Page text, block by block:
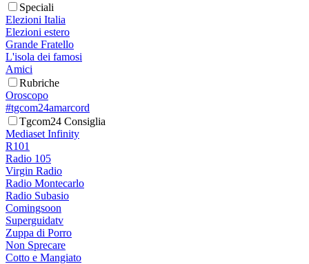
Speciali
Elezioni Italia
Elezioni estero
Grande Fratello
L'isola dei famosi
Amici
Rubriche
Oroscopo
#tgcom24amarcord
Tgcom24 Consiglia
Mediaset Infinity
R101
Radio 105
Virgin Radio
Radio Montecarlo
Radio Subasio
Comingsoon
Superguidatv
Zuppa di Porro
Non Sprecare
Cotto e Mangiato